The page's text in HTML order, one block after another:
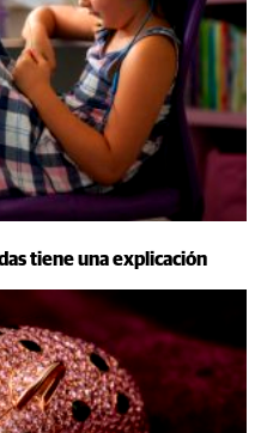
tiene una explicación